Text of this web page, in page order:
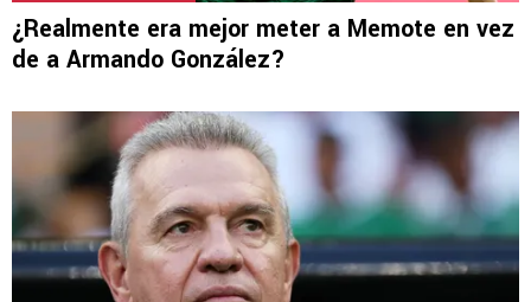
¿Realmente era mejor meter a Memote en vez
de a Armando González?